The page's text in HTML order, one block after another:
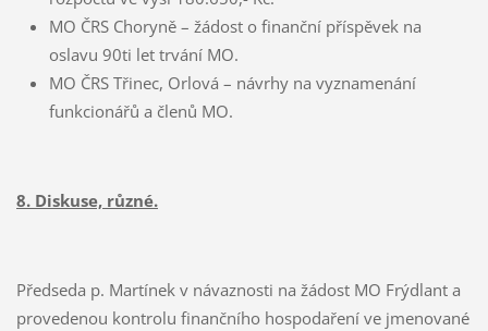
MO ČRS Choryně – žádost o finanční příspěvek na
oslavu 90ti let trvání MO.
MO ČRS Třinec, Orlová – návrhy na vyznamenání
funkcionářů a členů MO.
8. Diskuse, různé.
Předseda p. Martínek v návaznosti na žádost MO Frýdlant a
provedenou kontrolu finančního hospodaření ve jmenované